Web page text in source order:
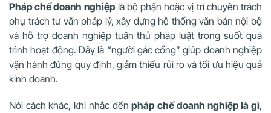
Pháp chế doanh nghiệplà bộ phận hoặc vị trí chuyên trách
phụ trách tư vấn pháp lý, xây dựng hệ thống văn bản nội bộ
và hỗ trợ doanh nghiệp tuân thủ pháp luật trong suốt quá
trình hoạt động. Đây là “người gác cổng” giúp doanh nghiệp
vận hành đúng quy định, giảm thiểu rủi ro và tối ưu hiệu quả
kinh doanh.
Nói cách khác, khi nhắc đếnpháp chế doanh nghiệp là gì,